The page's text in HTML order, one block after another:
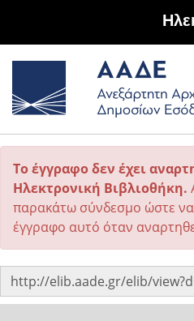
Το έγγραφο δεν έχει
Ηλεκτρονική Βιβλιοθήκη.
παρακάτω σύνδεσμο ώστε
έγγραφο αυτό όταν